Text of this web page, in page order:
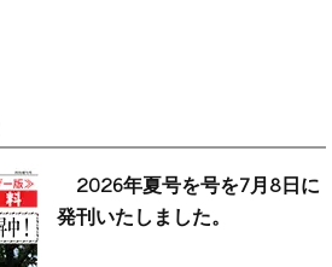
2026年夏号を号を7月8日に
発刊いたしました。